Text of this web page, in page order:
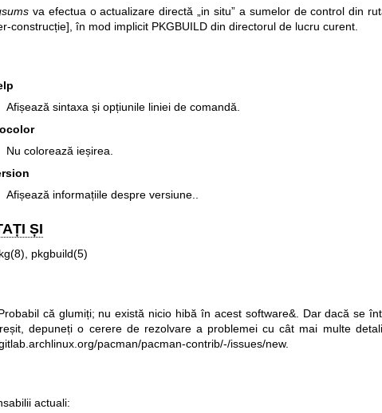
va efectua o actualizare directă „in situ” a sumelor de control din
construcție], în mod implicit PKGBUILD din directorul de lucru curent.
Afișează sintaxa și opțiunile liniei de comandă.
Nu colorează ieșirea.
Afișează informațiile despre versiune..
ȘI
, pkgbuild(5)
că glumiți; nu există nicio hibă în acest software&. Dar dacă se
depuneți o cerere de rezolvare a problemei cu cât mai multe
pacman/pacman-contrib/-/issues/new.
actuali: